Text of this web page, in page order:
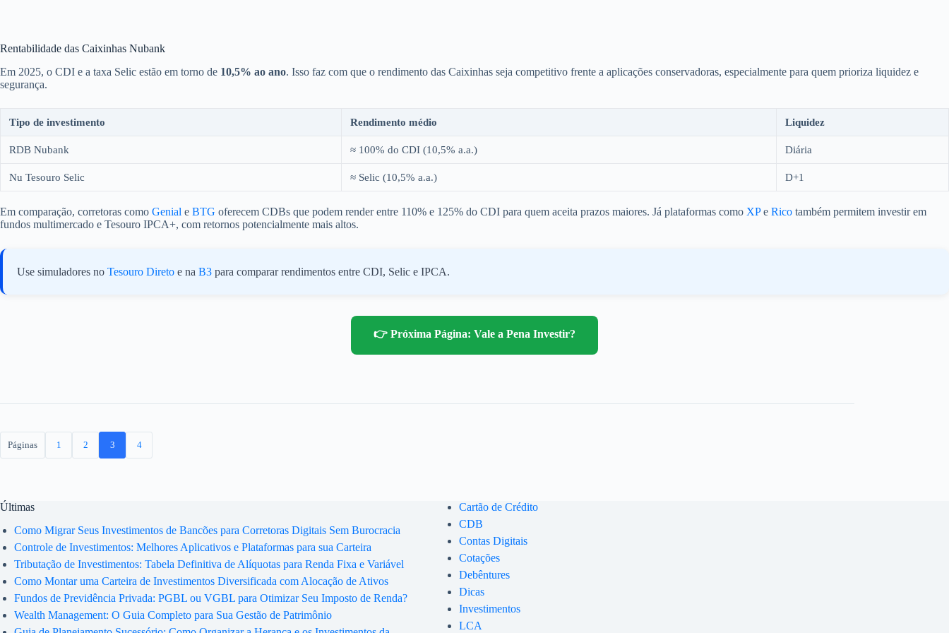
conteúdo
Rentabilidade das Caixinhas Nubank
Em 2025, o CDI e a taxa Selic estão em torno de 10,5% ao ano. Isso faz com que o rendimento das Caixinhas seja competitivo frente a aplicações conservadoras, especialmente para quem prioriza liquidez e
segurança.
Tipo de investimento Rendimento médio Liquidez
RDB Nubank ≈ 100% do CDI (10,5% a.a.) Diária
Nu Tesouro Selic ≈ Selic (10,5% a.a.) D+1
Em comparação, corretoras como Genial e BTG oferecem CDBs que podem render entre 110% e 125% do CDI para quem aceita prazos maiores. Já plataformas como XPe Rico também permitem investir em
fundos multimercado e Tesouro IPCA+, com retornos potencialmente mais altos.
Use simuladores no Tesouro Direto e na B3 para comparar rendimentos entre CDI, Selic e IPCA.
👉 Próxima Página: Vale a Pena Investir?
Páginas 1 2 3 4
Últimas
Como Migrar Seus Investimentos de Bancões para Corretoras Digitais Sem Burocracia
Controle de Investimentos: Melhores Aplicativos e Plataformas para sua Carteira
Tributação de Investimentos: Tabela Definitiva de Alíquotas para Renda Fixa e Variável
Como Montar uma Carteira de Investimentos Diversificada com Alocação de Ativos
Fundos de Previdência Privada: PGBL ou VGBL para Otimizar Seu Imposto de Renda?
Wealth Management: O Guia Completo para Sua Gestão de Patrimônio
Cartão de Crédito
CDB
Contas Digitais
Cotações
Debêntures
Dicas
Investimentos
LCA